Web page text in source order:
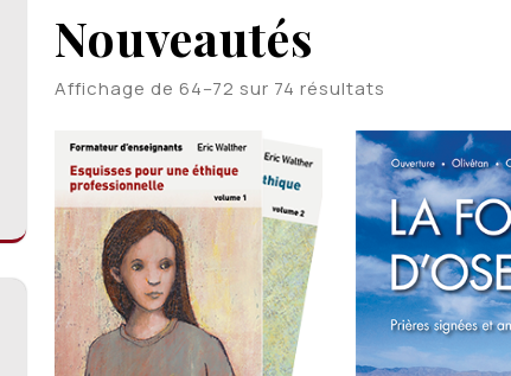
Nouveautés
Affichage de 64–72 sur 74 résultats
plus
récent
au
plus
ancien